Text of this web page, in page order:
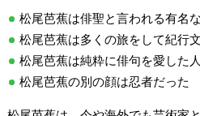
松尾芭蕉は俳聖と言われる有名
松尾芭蕉は多くの旅をして紀行
松尾芭蕉は純粋に俳句を愛した人
松尾芭蕉の別の顔は忍者だった